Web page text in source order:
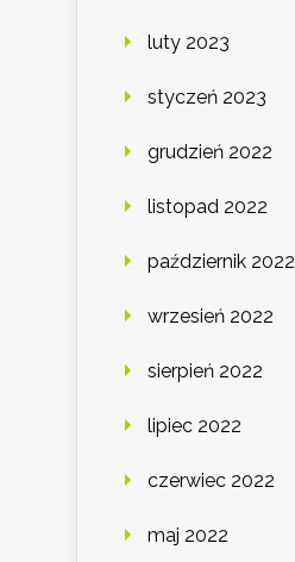
luty 2023
styczeń 2023
grudzień 2022
listopad 2022
październik 2022
wrzesień 2022
sierpień 2022
lipiec 2022
czerwiec 2022
maj 2022